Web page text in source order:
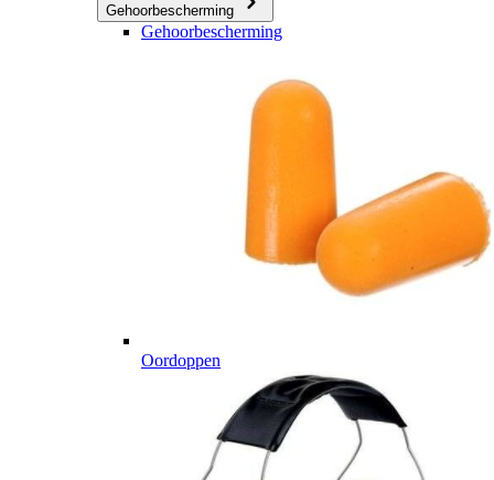
Gehoorbescherming
Gehoorbescherming
Oordoppen